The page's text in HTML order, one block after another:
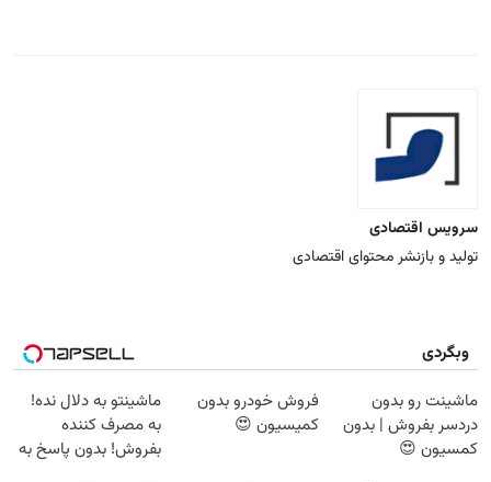
سرویس اقتصادی
تولید و بازنشر محتوای اقتصادی
وبگردی
ماشینت رو بدون
دردسر بفروش | بدون
کمسیون 😍
فروش خودرو بدون
کمیسیون 😍
ماشینتو به دلال نده!
به مصرف کننده
بفروش! بدون پاسخ به